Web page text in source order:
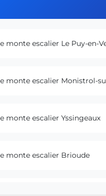
monte escalier Le Puy-en-
monte escalier Monistrol-
monte escalier Yssingeaux
monte escalier Brioude